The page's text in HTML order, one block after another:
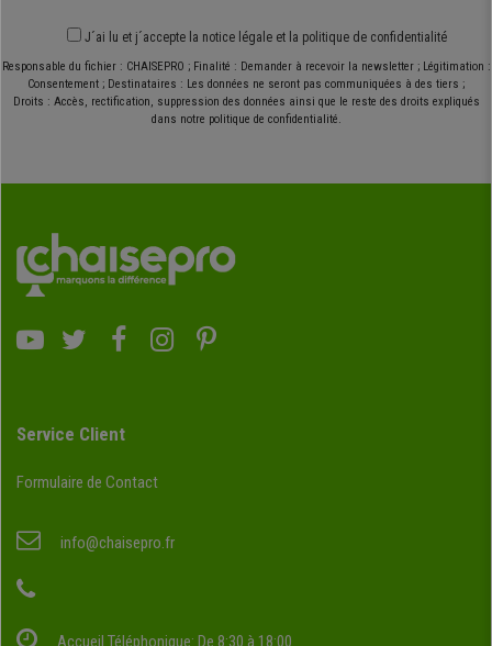
J´ai lu et j´accepte la notice légale et la politique de confidentialité
Responsable du fichier : CHAISEPRO ; Finalité : Demander à recevoir la newsletter ; Légitimation :
Consentement ; Destinataires : Les données ne seront pas communiquées à des tiers ;
Droits : Accès, rectification, suppression des données ainsi que le reste des droits expliqués
dans notre politique de confidentialité.
Service Client
Formulaire de Contact
info@chaisepro.fr
Accueil Téléphonique: De 8:30 à 18:00